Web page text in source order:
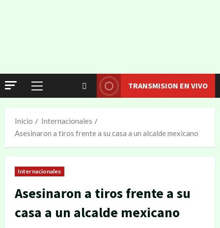
TRANSMISION EN VIVO
Inicio
Internacionales
Asesinaron a tiros frente a su casa a un alcalde mexicano
Internacionales
Asesinaron a tiros frente a su
casa a un alcalde mexicano